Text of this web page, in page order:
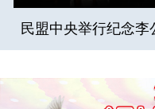
民盟中央举行纪念李